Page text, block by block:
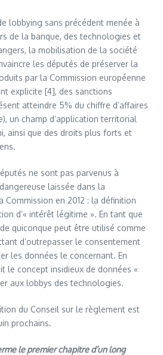
lobbying sans précédent menée à
de la banque, des technologies et
la mobilisation de la société
les députés de préserver la
par la Commission européenne
explicite [4], des sanctions
atteindre 5% du chiffre d’affaires
un champ d’application territorial
ainsi que des droits plus forts et
ne sont pas parvenus à
laissée dans la
en 2012 : la définition
d’« intérêt légitime ». En tant que
quiconque peut être utilisé comme
d’outrepasser le consentement
les données le concernant. En
le concept insidieux de données «
aux lobbys des technologies.
du Conseil sur le règlement est
prochains.
le premier chapitre d’un long